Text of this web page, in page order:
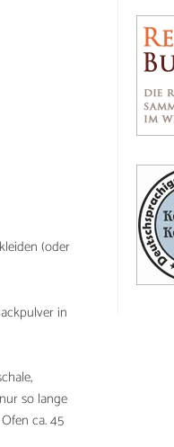
(oder
in
so lange
ca. 45